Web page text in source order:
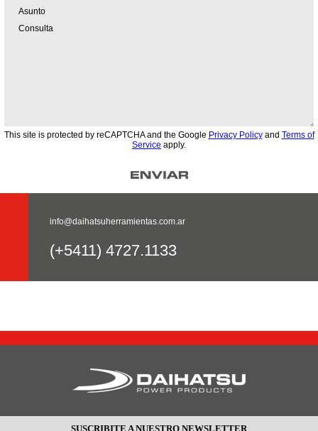
info@daihatsuherramientas.com.ar
(+5411) 4727.1133
This site is protected by reCAPTCHA and the Google Privacy Policyand Terms of
Service apply.
SUSCRIBITE A NUESTRO NEWSLETTER